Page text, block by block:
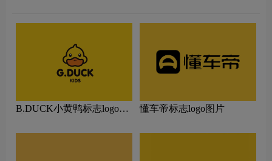
B.DUCK小黄鸭标志logo图
懂车帝标志logo图片